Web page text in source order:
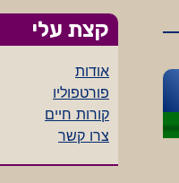
קצת עלי
אודות
פורטפוליו
קורות חיים
צרו קשר